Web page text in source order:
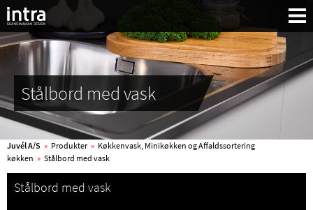
Stålbord med vask
Juvél A/S » Produkter » Køkkenvask, Minikøkken og Affaldssortering
køkken » Stålbord med vask
Stålbord med vask